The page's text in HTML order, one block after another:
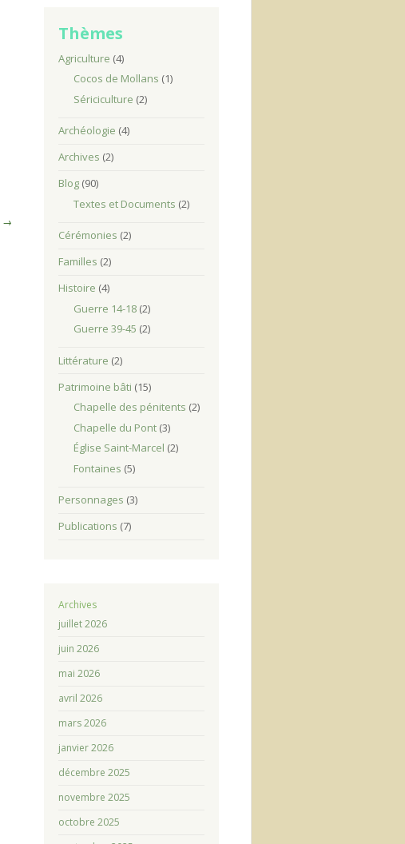
→
Thèmes
Agriculture (4)
Cocos de Mollans (1)
Sériciculture (2)
Archéologie (4)
Archives (2)
Blog(90)
Textes et Documents (2)
Cérémonies (2)
Familles (2)
Histoire (4)
Guerre 14-18 (2)
Guerre 39-45 (2)
Littérature (2)
Patrimoine bâti (15)
Chapelle des pénitents (2)
Chapelle du Pont (3)
Église Saint-Marcel (2)
Fontaines (5)
Personnages (3)
Publications (7)
Archives
juillet 2026
juin 2026
mai 2026
avril 2026
mars 2026
janvier 2026
décembre 2025
novembre 2025
octobre 2025